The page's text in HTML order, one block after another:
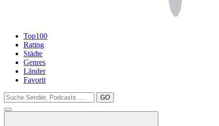
Top100
Rating
Städte
Genres
Länder
Favorit
GO